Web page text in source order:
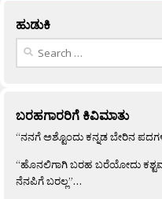
ಹುಡುಕಿ
Search
ಬರಹಗಾರರಿಗೆ ಕಿವಿಮಾತು
“ನನಗೆ ಅಶ್ಟೊಂದು ಕನ್ನಡ ಬೇರಿನ
“ಹೊನಲಿಗಾಗಿ ಬರಹ ಬರೆಯೋದು
ನೆನಪಿಗೆ ಬರಲ್ಲ”…